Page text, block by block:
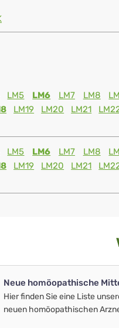
LM5 LM6 LM7 LM8
LM19 LM20 LM21
LM5 LM6 LM7 LM8
LM19 LM20 LM21
Neue homöopathische
Hier finden Sie eine Liste
neuen homöopathischen